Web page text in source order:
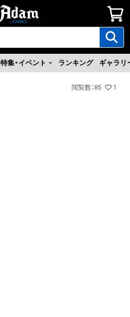
特集・イベント ランキング ギャラリ
閲覧数 ： 85 1